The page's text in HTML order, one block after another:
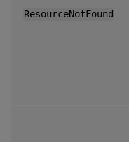
ResourceNotFound